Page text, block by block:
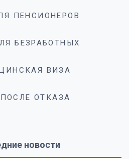
ПЕНСИОНЕРОВ
БЕЗРАБОТНЫХ
ВИЗА
ОТКАЗА
новости